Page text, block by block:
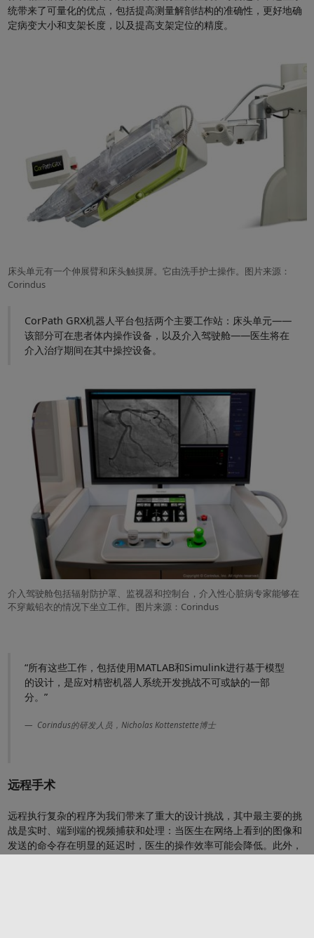
统带来了可量化的优点，包括提高测量解剖结构的准确性，更好地确
定病变大小和支架长度，以及提高支架定位的精度。
床头单元有一个伸展臂和床头触摸屏。它由洗手护士操作。图片来源：
Corindus
CorPath GRX机器人平台包括两个主要工作站：床头单元——
该部分可在患者体内操作设备，以及介入驾驶舱——医生将在
介入治疗期间在其中操控设备。
介入驾驶舱包括辐射防护罩、监视器和控制台，介入性心脏病专家能够在
不穿戴铅衣的情况下坐立工作。图片来源：Corindus
“所有这些工作，包括使用MATLAB和Simulink进行基于模型
的设计，是应对精密机器人系统开发挑战不可或缺的一部
分。”
Corindus的研发人员，Nicholas Kottenstette博士
远程手术
远程执行复杂的程序为我们带来了重大的设计挑战，其中最主要的挑
战是实时、端到端的视频捕获和处理：当医生在网络上看到的图像和
发送的命令存在明显的延迟时，医生的操作效率可能会降低。此外，